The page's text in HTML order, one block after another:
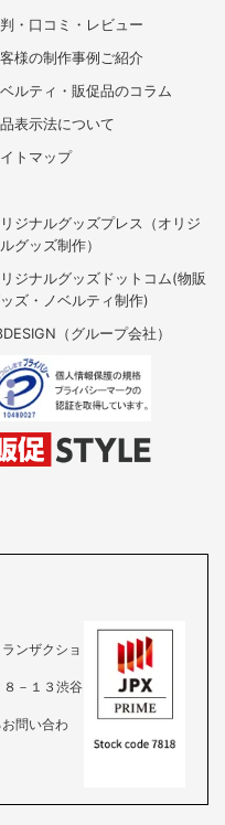
・口コミ・レビュー
様の制作事例ご紹介
ルティ・販促品のコラム
表示法について
トマップ
ジナルグッズプレス（オリジ
グッズ制作）
ジナルグッズドットコム(物販
ズ・ノベルティ制作)
（グループ会社）
ンザクショ
－１３渋谷
問い合わ